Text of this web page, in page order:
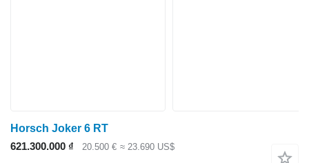
Horsch Joker 6 RT
621.300.000 ₫
20.500 € ≈ 23.690 US$